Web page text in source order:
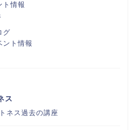
ト情報
グ
ント情報
ス
ネス過去の講座